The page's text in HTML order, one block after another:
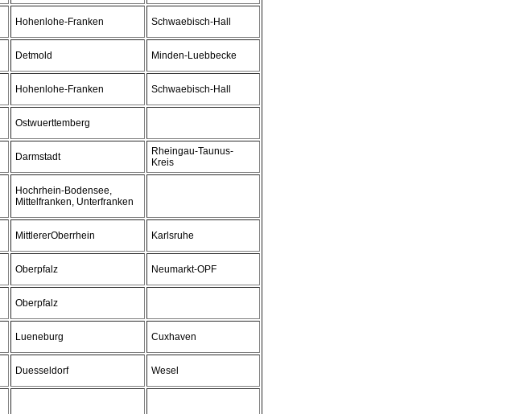
Hohenlohe-Franken Schwaebisch-Hall
Detmold Minden-Luebbecke
Hohenlohe-Franken Schwaebisch-Hall
Ostwuerttemberg
Darmstadt
Rheingau-Taunus-
Kreis
Hochrhein-Bodensee,
Mittelfranken, Unterfranken
MittlererOberrhein Karlsruhe
Oberpfalz Neumarkt-OPF
Oberpfalz
Lueneburg Cuxhaven
Duesseldorf Wesel